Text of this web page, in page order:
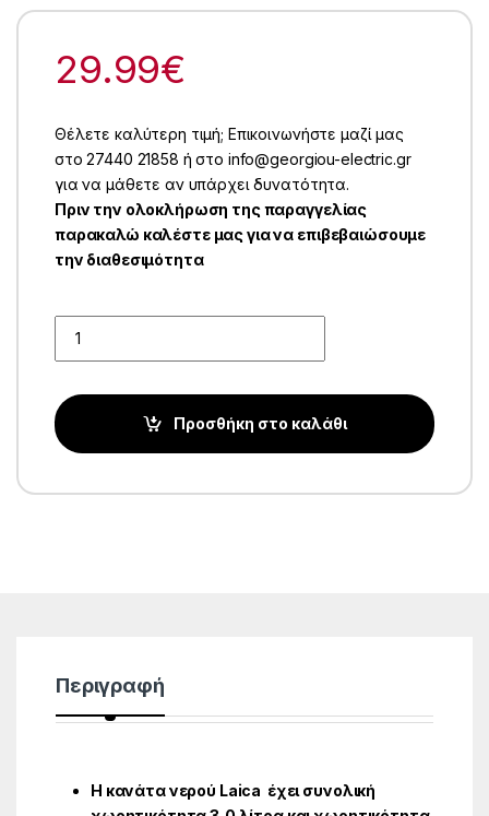
29.99€
Θέλετε καλύτερη τιμή; Επικοινωνήστε μαζί μας
στο 27440 21858 ή στο info@georgiou-electric.gr
για να μάθετε αν υπάρχει δυνατότητα.
Πριν την ολοκλήρωση της παραγγελίας
παρακαλώ καλέστε μας για να επιβεβαιώσουμε
την διαθεσιμότητα
Προσθήκη στο καλάθι
Περιγραφή
Η κανάτα νερού Laica έχει συνολική